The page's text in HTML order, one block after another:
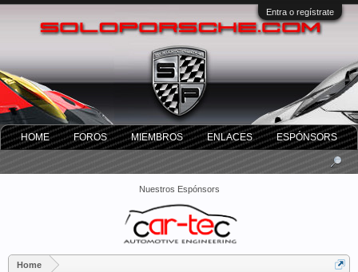
Entra o regístrate
Nuestros Espónsors
Home
HOME FOROS MIEMBROS ENLACES ESPÓNSORS